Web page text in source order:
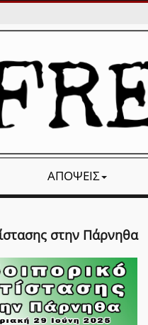
ΑΠΌΨΕΙΣ
στην Πάρνηθα